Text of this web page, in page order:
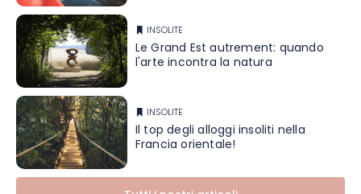
INSOLITE
Le Grand Est autrement: quando
l'arte incontra la natura
INSOLITE
Il top degli alloggi insoliti nella
Francia orientale!